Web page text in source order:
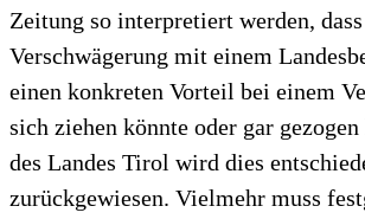
Zeitung so interpretiert werden,
Verschwägerung mit einem
einen konkreten Vorteil bei einem
sich ziehen könnte oder gar gezogen
des Landes Tirol wird dies
zurückgewiesen. Vielmehr muss